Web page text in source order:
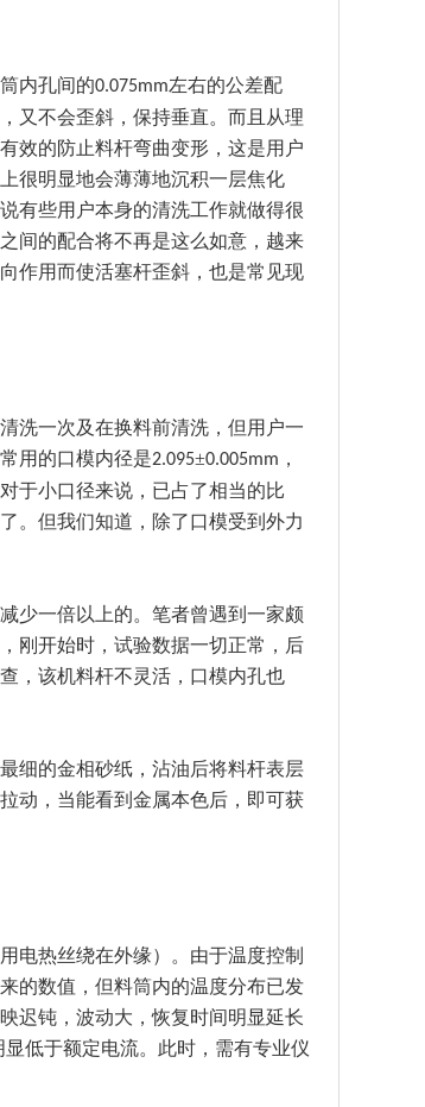
内孔间的0.075mm左右的公差配
又不会歪斜，保持垂直。而且从理
效的防止料杆弯曲变形，这是用户
很明显地会薄薄地沉积一层焦化
有些用户本身的清洗工作就做得很
间的配合将不再是这么如意，越来
用而使活塞杆歪斜，也是常见现
洗一次及在换料前清洗，但用户一
用的口模内径是2.095±0.005mm ，
于小口径来说，已占了相当的比
。但我们知道，除了口模受到外力
少一倍以上的。笔者曾遇到一家颇
刚开始时，试验数据一切正常，后
，该机料杆不灵活，口模内孔也
细的金相砂纸，沾油后将料杆表层
动，当能看到金属本色后，即可获
电热丝绕在外缘）。由于温度控制
的数值，但料筒内的温度分布已发
迟钝，波动大，恢复时间明显延长
低于额定电流。此时，需有专业仪